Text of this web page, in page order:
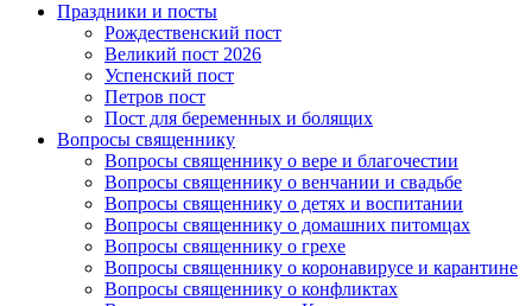
Праздники и посты
Рождественский пост
Великий пост 2026
Успенский пост
Петров пост
Пост для беременных и болящих
Вопросы священнику
Вопросы священнику о вере и благочестии
Вопросы священнику о венчании и свадьбе
Вопросы священнику о детях и воспитании
Вопросы священнику о домашних питомцах
Вопросы священнику о грехе
Вопросы священнику о коронавирусе и карантине
Вопросы священнику о конфликтах